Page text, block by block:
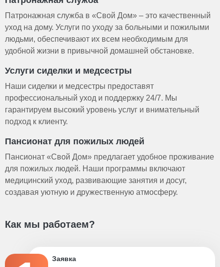
Патронажная служба в «Свой Дом» – это качественный
уход на дому. Услуги по уходу за больными и пожилыми
людьми, обеспечивают их всем необходимым для
удобной жизни в привычной домашней обстановке.
Услуги сиделки и медсестры
Наши сиделки и медсестры предоставят
профессиональный уход и поддержку 24/7. Мы
гарантируем высокий уровень услуг и внимательный
подход к клиенту.
Пансионат для пожилых людей
Пансионат «Свой Дом» предлагает удобное проживание
для пожилых людей. Наши программы включают
медицинский уход, развивающие занятия и досуг,
создавая уютную и дружественную атмосферу.
Как мы работаем?
Заявка